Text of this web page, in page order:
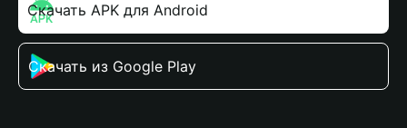
Скачать APK для Android
Скачать из Google Play